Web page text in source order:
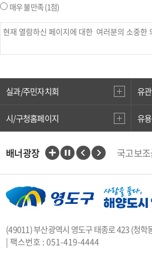
매우 불만족(1점)
실과/주민자치회 유
시/구청홈페이지 유
배너광장
국고보
지적측량
안전속
카카오
중앙부
(49011) 부산광역시 영도구 태종로 423 (청학
| 팩스번호 : 051-419-4444